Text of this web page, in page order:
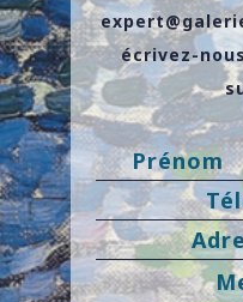
écrivez-